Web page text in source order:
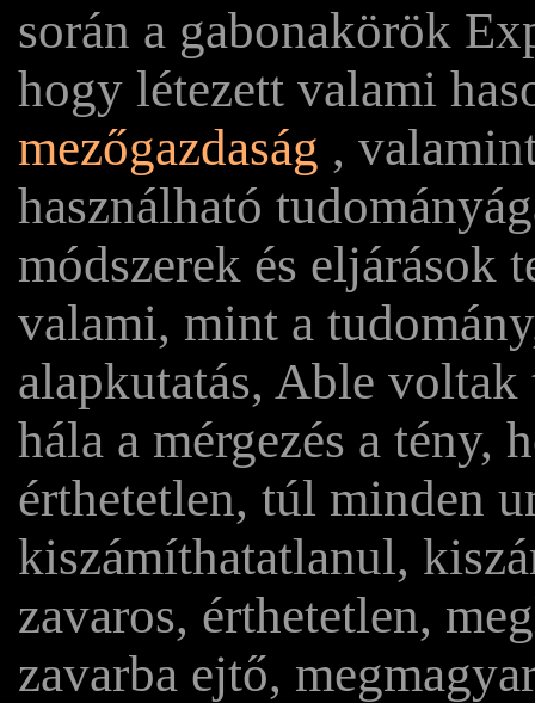
során a gabonakörök
hogy létezett valami
mezőgazdaság ,
használható
módszerek és eljárások
valami, mint a
alapkutatás, Able
hála a mérgezés a tény,
érthetetlen, túl minden
kiszámíthatatlanul,
zavaros, érthetetlen,
zavarba ejtő,